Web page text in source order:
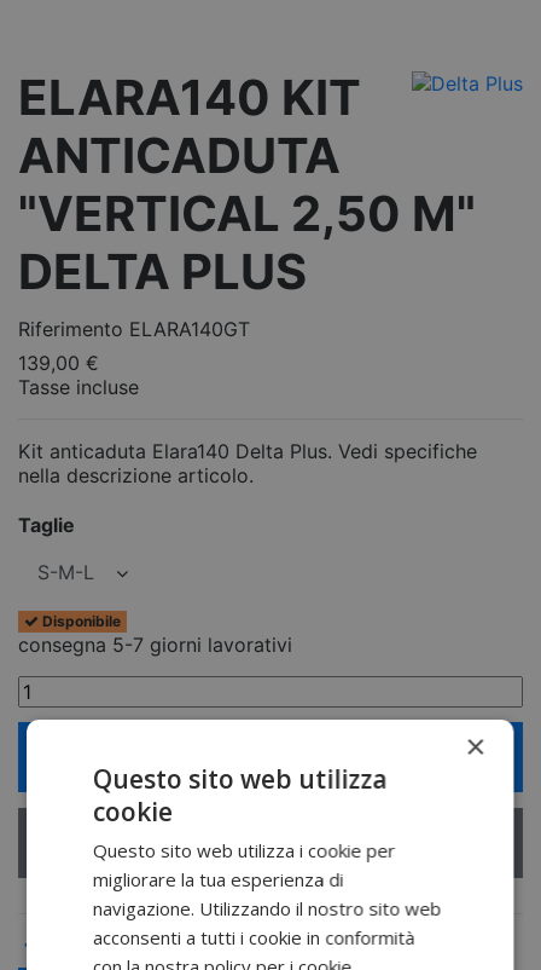
ELARA140 KIT
ANTICADUTA
"VERTICAL 2,50 M"
DELTA PLUS
Riferimento ELARA140GT
139,00 €
Tasse incluse
Kit anticaduta Elara140 Delta Plus. Vedi specifiche
nella descrizione articolo.
Taglie
Disponibile
consegna 5-7 giorni lavorativi
×
Questo sito web utilizza
cookie
Questo sito web utilizza i cookie per
migliorare la tua esperienza di
navigazione. Utilizzando il nostro sito web
acconsenti a tutti i cookie in conformità